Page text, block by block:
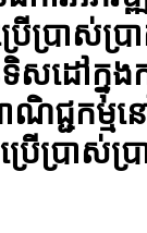
រើប្រាស់
ដៅក្នុង
ណិជ្ជកម្ម
រើប្រាស់